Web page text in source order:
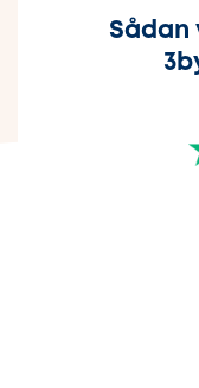
Sådan